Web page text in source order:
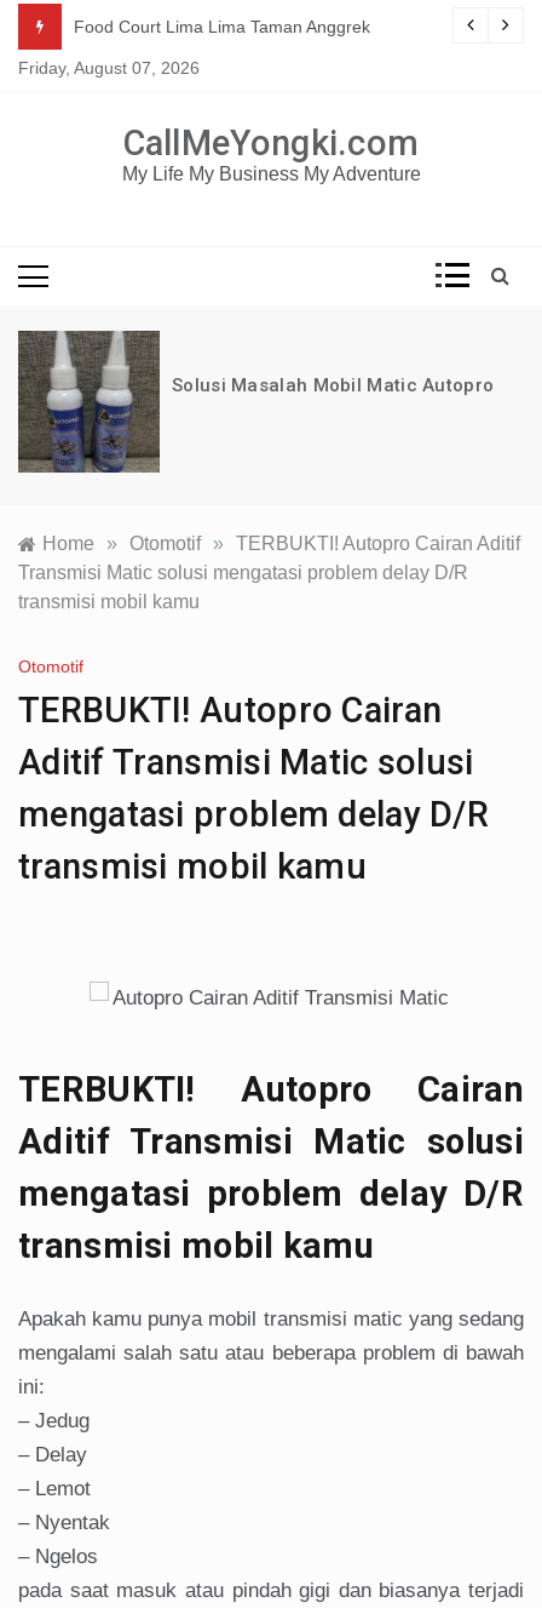
Mau dapat tutorial digital marketing GRATIS selama 1
TAHUN?
content
Food Court Lima Lima Taman Anggrek
Friday, August 07, 2026
CallMeYongki.com
My Life My Business My Adventure
Solusi Masalah Mobil Matic Autopro
Home » Otomotif » TERBUKTI! Autopro Cairan Aditif
Transmisi Matic solusi mengatasi problem delay D/R
transmisi mobil kamu
Otomotif
TERBUKTI! Autopro Cairan
Aditif Transmisi Matic solusi
mengatasi problem delay D/R
transmisi mobil kamu
TERBUKTI! Autopro Cairan
Aditif Transmisi Matic solusi
mengatasi problem delay D/R
transmisi mobil kamu
Apakah kamu punya mobil transmisi matic yang sedang
mengalami salah satu atau beberapa problem di bawah
ini:
– Jedug
– Delay
– Lemot
– Nyentak
– Ngelos
pada saat masuk atau pindah gigi dan biasanya terjadi